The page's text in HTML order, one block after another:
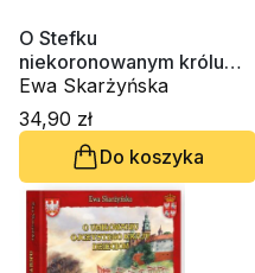
O Stefku
niekoronowanym królu
Polski
Ewa Skarżyńska
34,90 zł
Do koszyka